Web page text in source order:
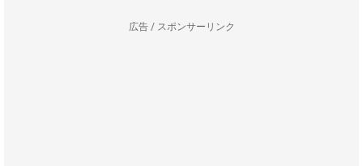
広告 / スポンサーリンク